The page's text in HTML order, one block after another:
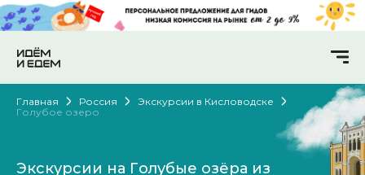
Главная Россия
Экскурсии в Кисловодске
Голубое озеро
Экскурсии на Голубые озёра из